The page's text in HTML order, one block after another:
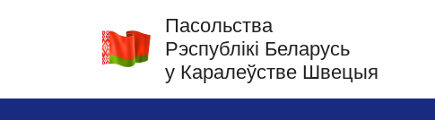
Пасольства
Рэспублікі Беларусь
у Каралеўстве Швецыя